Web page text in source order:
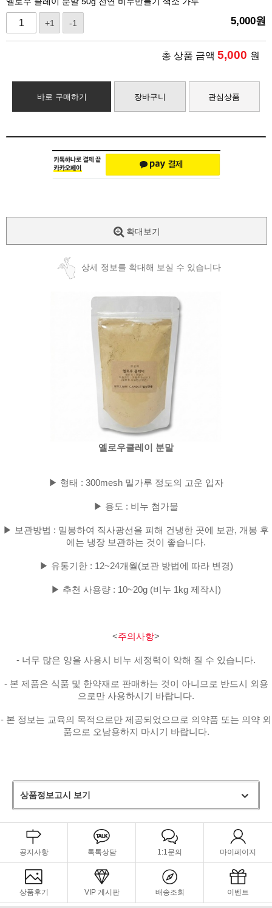
+1 -1 5,000원
총 상품 금액 5,000 원
바로 구매하기 장바구니 관심상품
확대보기
상세 정보를 확대해 보실 수 있습니다
옐로우클레이 분말
▶ 형태 : 300mesh 밀가루 정도의 고운 입자
▶ 용도 : 비누 첨가물
▶ 보관방법 : 밀봉하여 직사광선을 피해 건냉한 곳에 보관, 개봉 후
에는 냉장 보관하는 것이 좋습니다.
▶ 유통기한 : 12~24개월(보관 방법에 따라 변경)
▶ 추천 사용량 : 10~20g (비누 1kg 제작시)
<주의사항>
- 너무 많은 양을 사용시 비누 세정력이 약해 질 수 있습니다.
- 본 제품은 식품 및 한약재로 판매하는 것이 아니므로 반드시 외용
으로만 사용하시기 바랍니다.
- 본 정보는 교육의 목적으로만 제공되었으므로 의약품 또는 의약 외
품으로 오남용하지 마시기 바랍니다.
상품정보고시 보기
공지사항 톡톡상담 1:1문의 마이페이지
상품후기 VIP 게시판 배송조회 이벤트